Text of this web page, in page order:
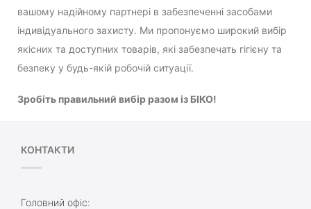
вашому надійному партнері в забезпеченні засобами
індивідуального захисту. Ми пропонуємо широкий вибір
якісних та доступних товарів, які забезпечать гігієну та
безпеку у будь-якій робочій ситуації.
Зробіть правильний вибір разом із БІКО!
КОНТАКТИ
Головний офіс: